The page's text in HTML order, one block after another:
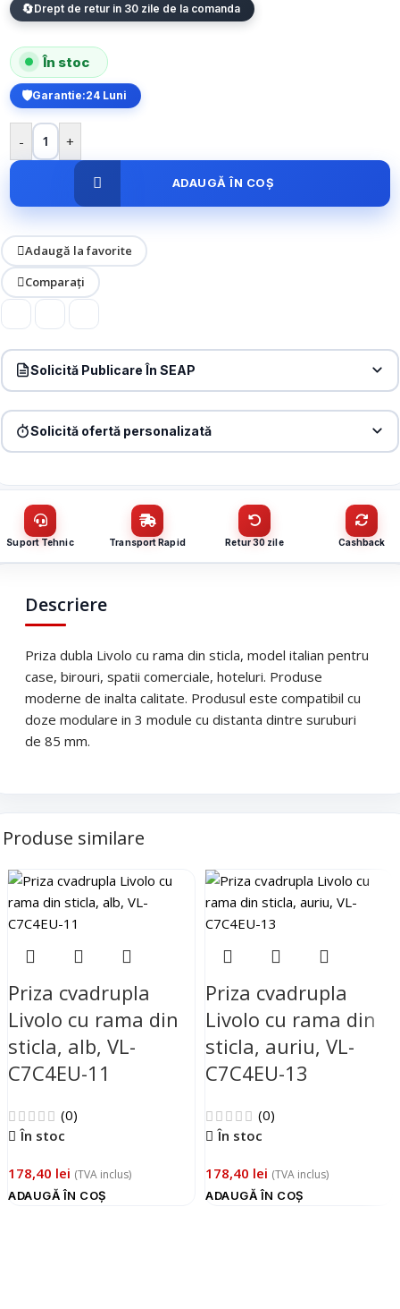
Drept de retur in 30 zile de la comanda
În stoc
Garantie:24 Luni
- +
ADAUGĂ ÎN COȘ
Adaugă la favorite
Comparați
Solicită Publicare În SEAP
CUI
Telefon*
Trimite solicitarea
Solicită ofertă personalizată
Nume / firmă
Email
Telefon*
Trimite solicitarea
Suport Tehnic Transport Rapid Retur 30 zile Cashback
Descriere
Priza dubla Livolo cu rama din sticla, model italian pentru
case, birouri, spatii comerciale, hoteluri. Produse
moderne de inalta calitate. Produsul este compatibil cu
doze modulare in 3 module cu distanta dintre suruburi
de 85 mm.
Produse similare
Priza cvadrupla
Livolo cu rama din
sticla, alb, VL-
C7C4EU-11
(0)
În stoc
178,40 lei (TVA inclus)
ADAUGĂ ÎN COȘ
Priza cvadrupla
Livolo cu rama din
sticla, auriu, VL-
C7C4EU-13
(0)
În stoc
178,40 lei (TVA inclus)
ADAUGĂ ÎN COȘ